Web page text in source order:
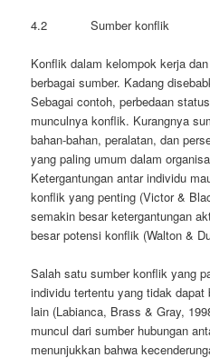
4.2 Sumber konflik
Konflik dalam kelompok kerja
berbagai sumber. Kadang
Sebagai contoh, perbedaan
munculnya konflik. Kurangnya
bahan-bahan, peralatan, dan
yang paling umum dalam
Ketergantungan antar individu
konflik yang penting (Victor &
semakin besar ketergantungan
besar potensi konflik (Walton &
Salah satu sumber konflik yang
individu tertentu yang tidak
lain (Labianca, Brass & Gray,
muncul dari sumber hubungan
menunjukkan bahwa